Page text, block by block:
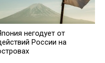
негодует от
России на